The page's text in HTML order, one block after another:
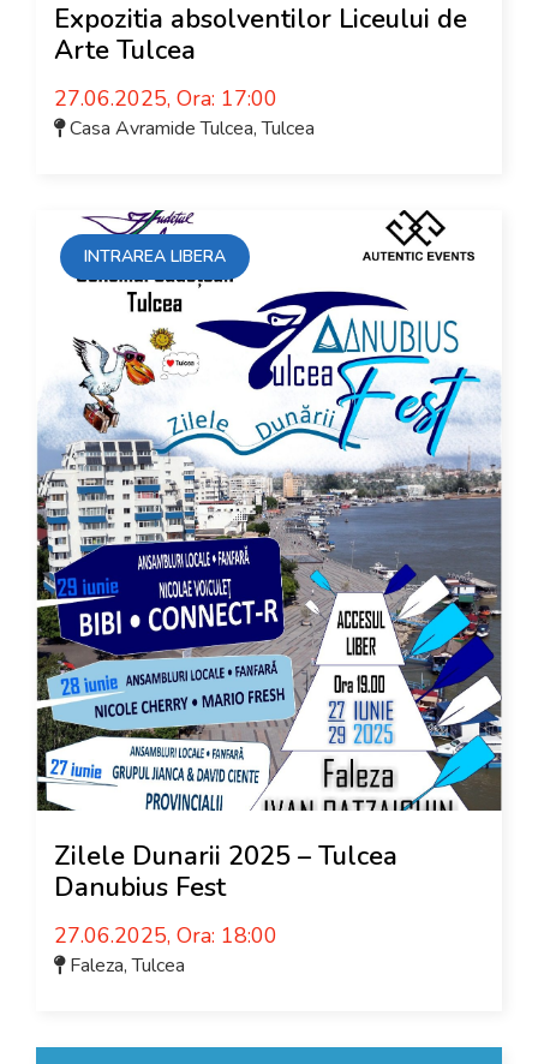
Expozitia absolventilor Liceului de
Arte Tulcea
27.06.2025, Ora: 17:00
Casa Avramide Tulcea,Tulcea
INTRAREA LIBERA
Zilele Dunarii 2025 – Tulcea
Danubius Fest
27.06.2025, Ora: 18:00
Faleza,Tulcea